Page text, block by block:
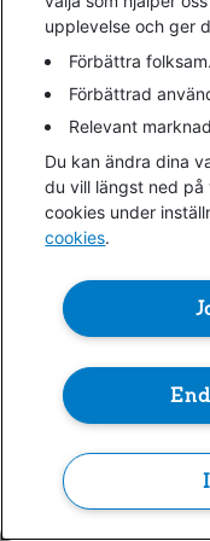
upplevelse och ger
Förbättra
Förbättrad
Relevant
Du kan ändra dina
du vill längst ned på
cookies under
cookies.